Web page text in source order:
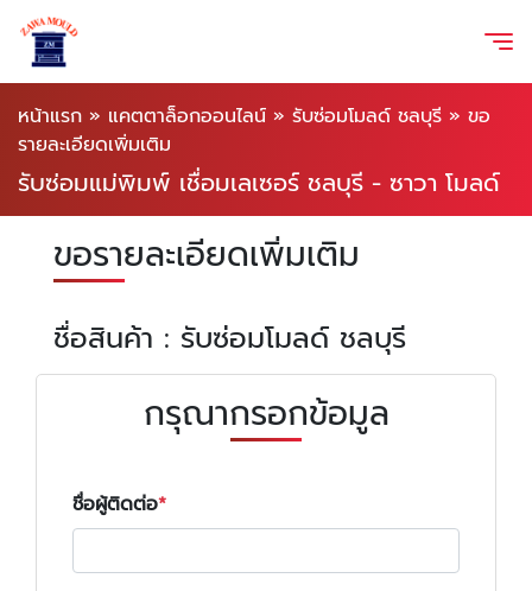
หน้าแรก » แคตตาล็อกออนไลน์ » รับซ่อมโมลด์ ชลบุรี » ขอ
รายละเอียดเพิ่มเติม
รับซ่อมแม่พิมพ์ เชื่อมเลเซอร์ ชลบุรี - ซาวา โมลด์
ขอรายละเอียดเพิ่มเติม
ชื่อสินค้า : รับซ่อมโมลด์ ชลบุรี
กรุณากรอกข้อมูล
ชื่อผู้ติดต่อ